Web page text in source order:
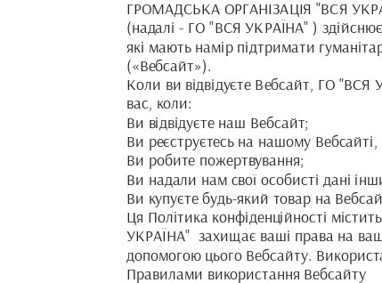
ГРОМАДСЬКА ОРГАНІЗАЦІЯ "ВСЯ
(надалі - ГО "ВСЯ УКРАЇНА" )
які мають намір підтримати
(«Вебсайт»).
Коли ви відвідуєте Вебсайт, ГО "ВСЯ
вас, коли:
Ви відвідуєте наш Вебсайт;
Ви реєструєтесь на нашому
Ви робите пожертвування;
Ви надали нам свої особисті дані
Ви купуєте будь-який товар на
Ця Політика конфіденційності
УКРАЇНА"  захищає ваші права на
допомогою цього Вебсайту.
Правилами використання Вебсайту